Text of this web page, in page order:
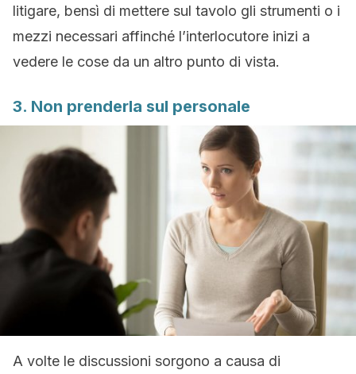
litigare, bensì di mettere sul tavolo gli strumenti o i
mezzi necessari affinché l’interlocutore inizi a
vedere le cose da un altro punto di vista.
3. Non prenderla sul personale
A volte le discussioni sorgono a causa di